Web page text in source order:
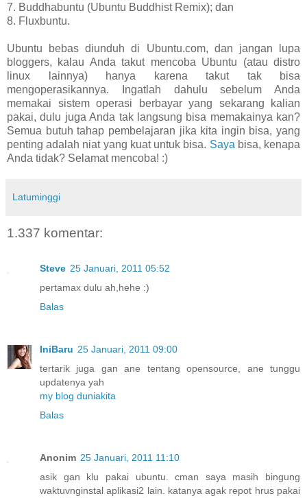
7. Buddhabuntu (Ubuntu Buddhist Remix); dan
8. Fluxbuntu.
Ubuntu bebas diunduh di Ubuntu.com, dan jangan lupa
bloggers, kalau Anda takut mencoba Ubuntu (atau distro
linux lainnya) hanya karena takut tak bisa
mengoperasikannya. Ingatlah dahulu sebelum Anda
memakai sistem operasi berbayar yang sekarang kalian
pakai, dulu juga Anda tak langsung bisa memakainya kan?
Semua butuh tahap pembelajaran jika kita ingin bisa, yang
penting adalah niat yang kuat untuk bisa. Saya bisa, kenapa
Anda tidak? Selamat mencoba! :)
Latuminggi
1.337 komentar:
Steve 25 Januari, 2011 05:52
pertamax dulu ah,hehe :)
Balas
IniBaru 25 Januari, 2011 09:00
tertarik juga gan ane tentang opensource, ane tunggu
updatenya yah
my blog duniakita
Balas
Anonim 25 Januari, 2011 11:10
asik gan klu pakai ubuntu. cman saya masih bingung
waktuvnginstal aplikasi2 lain. katanya agak repot hrus pakai